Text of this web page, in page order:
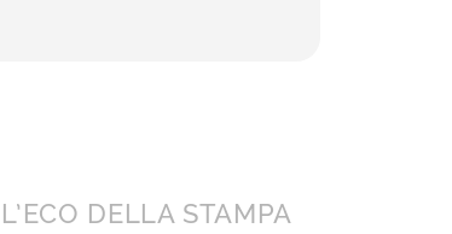
L’ECO DELLA STAMPA